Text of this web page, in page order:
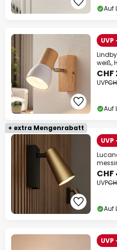
Auf
UVP
weiß,
UVP
Auf
+ extra Mengenrabatt
UVP
UVP
Auf
UVP